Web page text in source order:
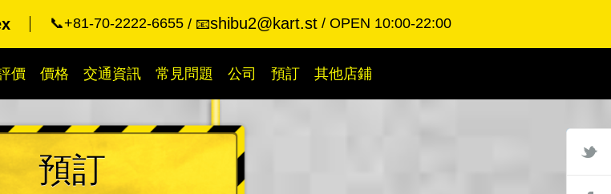
📞+81-70-2222-6655 📧shibu2@kart.st OPEN 10:00-22:00
價 價格 交通資訊 常見問題 公司 預訂 其他店鋪
預訂